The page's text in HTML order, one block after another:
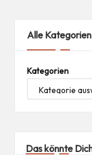
Alle Kategorien
Kategorien
Das könnte